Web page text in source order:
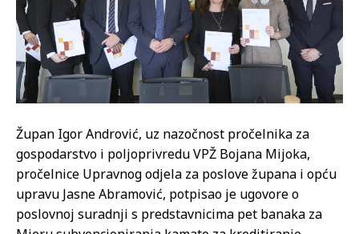
Župan Igor Andrović, uz nazočnost pročelnika za
gospodarstvo i poljoprivredu VPŽ Bojana Mijoka,
pročelnice Upravnog odjela za poslove župana i opću
upravu Jasne Abramović, potpisao je ugovore o
poslovnoj suradnji s predstavnicima pet banaka za